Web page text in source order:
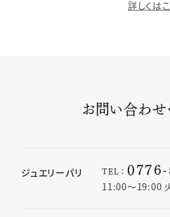
詳しくは
お問い合わせ
ジュエリーパリ TEL：
11:00〜19:00